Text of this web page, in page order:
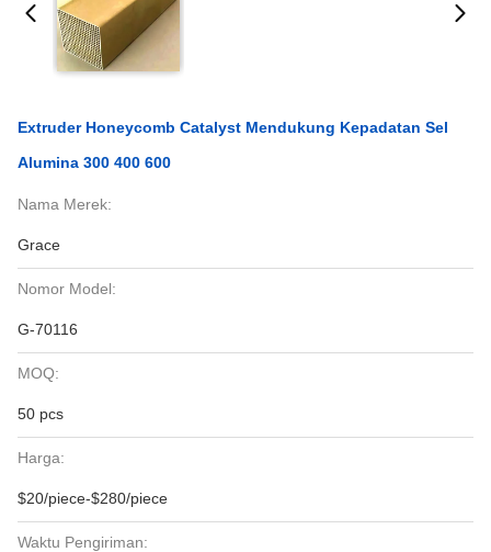
Extruder Honeycomb Catalyst Mendukung Kepadatan Sel
Alumina 300 400 600
Nama Merek:
Grace
Nomor Model:
G-70116
MOQ:
50 pcs
Harga:
$20/piece-$280/piece
Waktu Pengiriman: